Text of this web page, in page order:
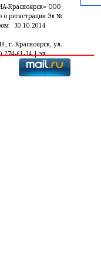
Красноярск» ООО
о регистрации Эл №
30.10.2014
г. Красноярск, ул.
274-61-34,| эл.